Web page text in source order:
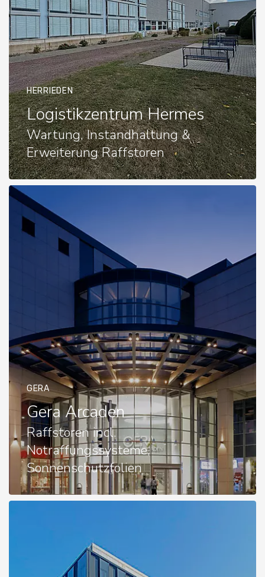
HERRIEDEN
Logistikzentrum Hermes
Wartung, Instandhaltung &
Erweiterung Raffstoren
GERA
Gera Arcaden
Raffstoren incl.
Notraffungssysteme,
Sonnenschutzfolien